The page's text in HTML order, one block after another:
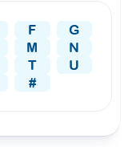
F
G
M
N
T
U
#